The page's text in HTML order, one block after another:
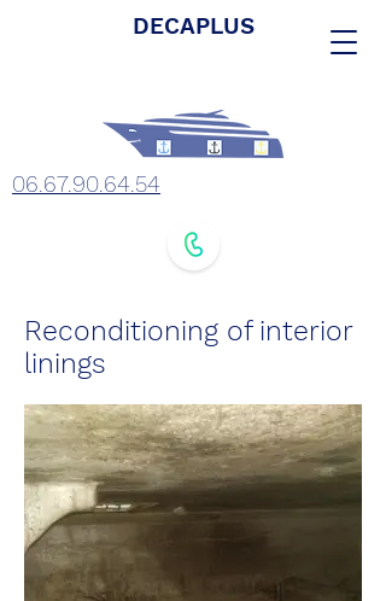
DECAPLUS
06.67.90.64.54
Reconditioning of interior
linings